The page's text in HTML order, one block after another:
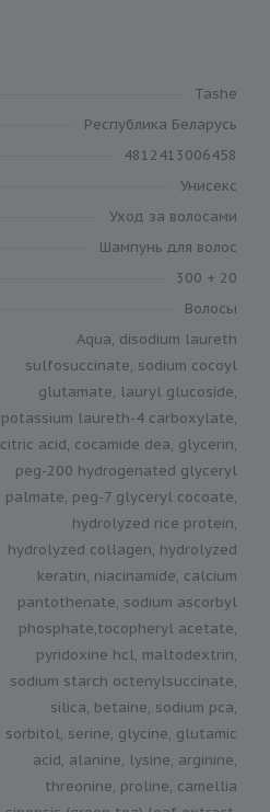
Tashe
Республика Беларусь
4812413006458
Унисекс
Уход за волосами
Шампунь для волос
300 + 20
Волосы
Aqua, disodium laureth
sulfosuccinate, sodium cocoyl
glutamate, lauryl glucoside,
potassium laureth-4 carboxylate,
citric acid, cocamide dea, glycerin,
peg-200 hydrogenated glyceryl
palmate, peg-7 glyceryl cocoate,
hydrolyzed rice protein,
hydrolyzed collagen, hydrolyzed
keratin, niacinamide, calcium
pantothenate, sodium ascorbyl
phosphate,tocopheryl acetate,
pyridoxine hcl, maltodextrin,
sodium starch octenylsuccinate,
silica, betaine, sodium pca,
sorbitol, serine, glycine, glutamic
acid, alanine, lysine, arginine,
threonine, proline, camellia